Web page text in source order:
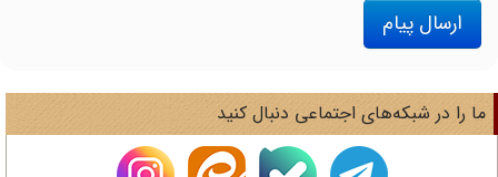
ارسال پیام
را در شبکه‌های اجتماعی دنبال کنید